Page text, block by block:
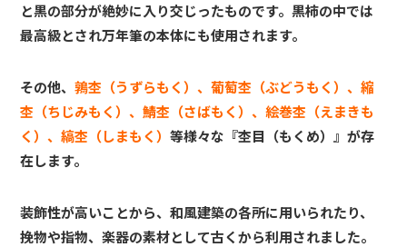
と黒の部分が絶妙に入り交じったものです。黒柿の中では
最高級とされ万年筆の本体にも使用されます。
その他、鶉杢（うずらもく）、葡萄杢（ぶどうもく）、縮
杢（ちじみもく）、鯖杢（さばもく）、絵巻杢（えまきも
く）、縞杢（しまもく）等様々な『杢目（もくめ）』が存
在します。
装飾性が高いことから、和風建築の各所に用いられたり、
挽物や指物、楽器の素材として古くから利用されました。